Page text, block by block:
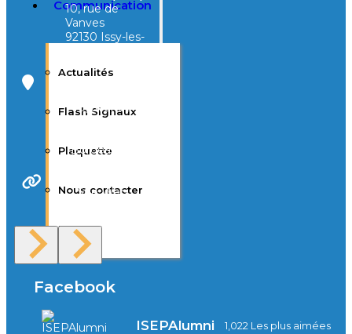
Communication
Actualités
Flash Signaux
Plaquette
Nous contacter
F.A.Q
10, rue de
Vanves
92130 Issy-les-
40, avenue
d’Eysines
Bordeaux
Site Web
Facebook
ISEPAlumni 1,022 Les plus aimées